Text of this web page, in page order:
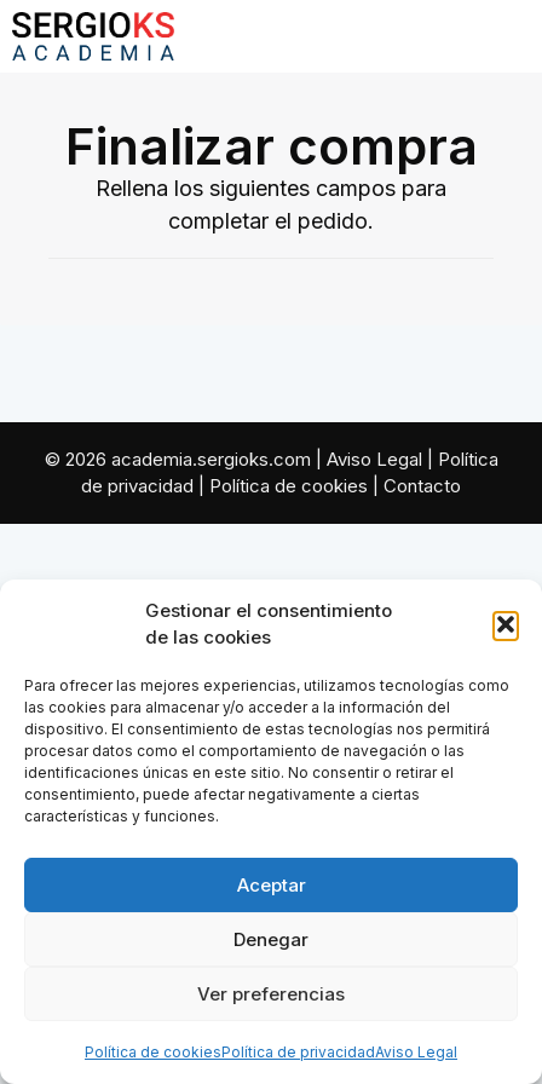
Gestionar el consentimiento
de las cookies
Para ofrecer las mejores experiencias, utilizamos tecnologías como
las cookies para almacenar y/o acceder a la información del
dispositivo. El consentimiento de estas tecnologías nos permitirá
procesar datos como el comportamiento de navegación o las
identificaciones únicas en este sitio. No consentir o retirar el
consentimiento, puede afectar negativamente a ciertas
características y funciones.
Aceptar
Denegar
Ver preferencias
Política de cookiesPolítica de privacidadAviso Legal
Finalizar compra
Rellena los siguientes campos para
completar el pedido.
© 2026 academia.sergioks.com | Aviso Legal
Política
de privacidad
Política de cookies Contacto